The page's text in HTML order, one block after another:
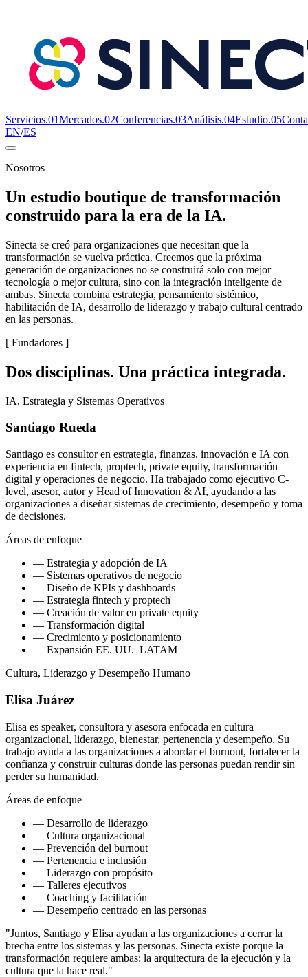
Servicios.01Mercados.02Conferencias.03Análisis.04Estudio.05
EN/ES
Nosotros
Un estudio boutique de transformación
construido para la era de la IA.
Sinecta se creó para organizaciones que necesitan que la
transformación se vuelva práctica. Creemos que la próxima
generación de organizaciones no se construirá solo con mejor
tecnología o mejor cultura, sino con la integración inteligente de
ambas. Sinecta combina estrategia, pensamiento sistémico,
habilitación de IA, desarrollo de liderazgo y trabajo cultural centrado
en las personas.
[ Fundadores ]
Dos disciplinas. Una práctica integrada.
IA, Estrategia y Sistemas Operativos
Santiago Rueda
Santiago es consultor en estrategia, finanzas, innovación e IA con
experiencia en fintech, proptech, private equity, transformación
digital y operaciones de negocio. Ha trabajado como ejecutivo C-
level, asesor, autor y Head of Innovation & AI, ayudando a las
organizaciones a diseñar sistemas de crecimiento, desempeño y toma
de decisiones.
Áreas de enfoque
— Estrategia y adopción de IA
— Sistemas operativos de negocio
— Diseño de KPIs y dashboards
— Estrategia fintech y proptech
— Creación de valor en private equity
— Transformación digital
— Crecimiento y posicionamiento
— Expansión EE. UU.–LATAM
Cultura, Liderazgo y Desempeño Humano
Elisa Juárez
Elisa es speaker, consultora y asesora enfocada en cultura
organizacional, liderazgo, bienestar, pertenencia y desempeño. Su
trabajo ayuda a las organizaciones a abordar el burnout, fortalecer la
confianza y construir culturas donde las personas puedan rendir sin
perder su humanidad.
Áreas de enfoque
— Desarrollo de liderazgo
— Cultura organizacional
— Prevención del burnout
— Pertenencia e inclusión
— Liderazgo con propósito
— Talleres ejecutivos
— Coaching y facilitación
— Desempeño centrado en las personas
"Juntos, Santiago y Elisa ayudan a las organizaciones a cerrar la
brecha entre los sistemas y las personas. Sinecta existe porque la
transformación requiere ambas: la arquitectura de la ejecución y la
cultura que la hace real."